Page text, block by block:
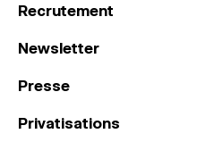
Recrutement
Newsletter
Presse
Privatisations